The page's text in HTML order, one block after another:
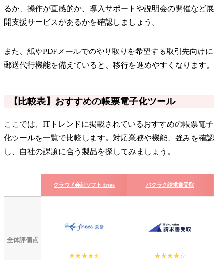
るか、操作が直感的か、導入サポートや説明会の開催など展
開支援サービスがあるかを確認しましょう。
また、紙やPDFメールでのやり取りを希望する取引先向けに
郵送代行機能を備えていると、移行を進めやすくなります。
【比較表】おすすめの帳票電子化ツール
ここでは、ITトレンドに掲載されているおすすめの帳票電子
化ツールを一覧で比較します。対応業務や機能、強みを確認
し、自社の課題に合う製品を探してみましょう。
クラウド会計ソフト freee バクラク請求書受取
全体評価点
☆☆☆☆☆
★★★★★ ☆☆☆☆☆
★★★★★